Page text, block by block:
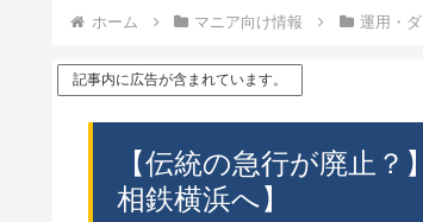
ホーム マニア向け情報 運用・
記事内に広告が含まれています。
【伝統の急行が廃止
相鉄横浜へ】